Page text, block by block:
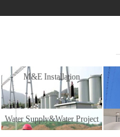
M&E Installation
Water Supply&Water Project